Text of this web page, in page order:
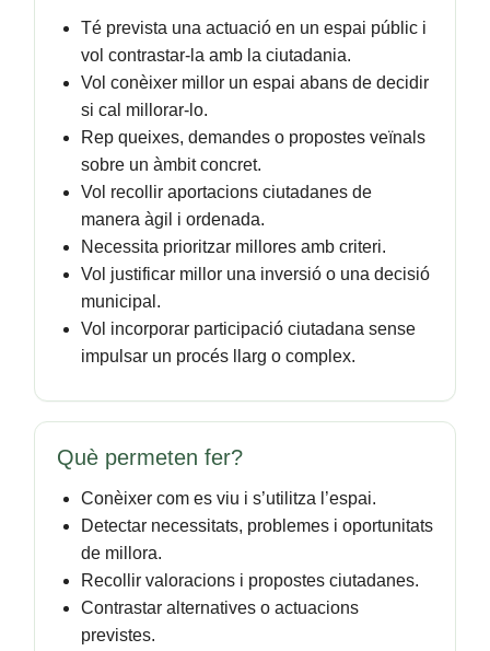
Té prevista una actuació en un espai públic i
vol contrastar-la amb la ciutadania.
Vol conèixer millor un espai abans de decidir
si cal millorar-lo.
Rep queixes, demandes o propostes veïnals
sobre un àmbit concret.
Vol recollir aportacions ciutadanes de
manera àgil i ordenada.
Necessita prioritzar millores amb criteri.
Vol justificar millor una inversió o una decisió
municipal.
Vol incorporar participació ciutadana sense
impulsar un procés llarg o complex.
Què permeten fer?
Conèixer com es viu i s’utilitza l’espai.
Detectar necessitats, problemes i oportunitats
de millora.
Recollir valoracions i propostes ciutadanes.
Contrastar alternatives o actuacions
previstes.